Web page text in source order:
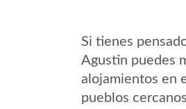
Si tienes
Agustin puedes
alojamientos en
pueblos cercanos